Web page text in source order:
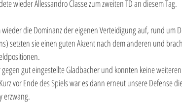
wieder Allessandro Classe zum zweiten TD an diesem Tag.
die Dominanz der eigenen Verteidigung auf, rund um
setzten sie einen guten Akzent nach dem anderen und
gut eingestellte Gladbacher und konnten keine
vor Ende des Spiels war es dann erneut unsere Defense
erzwang.